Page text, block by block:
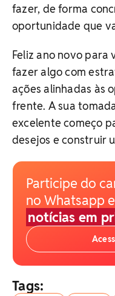
fazer, de forma
oportunidade que
Feliz ano novo para
fazer algo com
ações alinhadas às
frente. A sua
excelente começo
desejos e construir
Participe do
no Whatsapp
notícias em
Tags: